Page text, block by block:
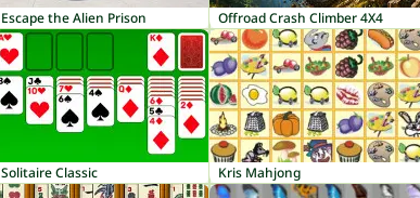
Escape the Alien Prison Offroad Crash Climber 4X4
Solitaire Classic Kris Mahjong